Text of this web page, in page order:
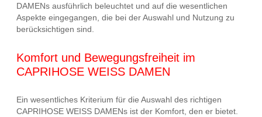
DAMENs ausführlich beleuchtet und auf die wesentlichen
Aspekte eingegangen, die bei der Auswahl und Nutzung zu
berücksichtigen sind.
Komfort und Bewegungsfreiheit im
CAPRIHOSE WEISS DAMEN
Ein wesentliches Kriterium für die Auswahl des richtigen
CAPRIHOSE WEISS DAMENs ist der Komfort, den er bietet.